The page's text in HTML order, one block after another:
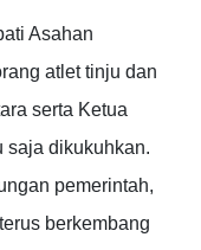
Asahan
atlet tinju dan
serta Ketua
saja dikukuhkan.
pemerintah,
berkembang